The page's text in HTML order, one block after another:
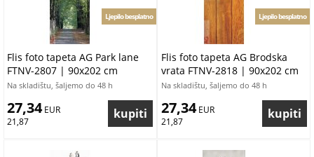
Flis foto tapeta AG Park lane
FTNV-2807 | 90x202 cm
Ljepilo besplatno
Na skladištu, šaljemo do 48 h
27,34 EUR
21,87
Flis foto tapeta AG Brodska
vrata FTNV-2818 | 90x202 cm
Ljepilo besplatno
Na skladištu, šaljemo do 48 h
27,34 EUR
21,87